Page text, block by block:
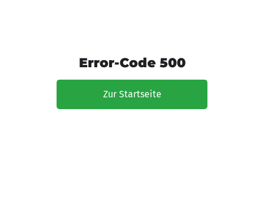
Error-Code 500
Zur Startseite